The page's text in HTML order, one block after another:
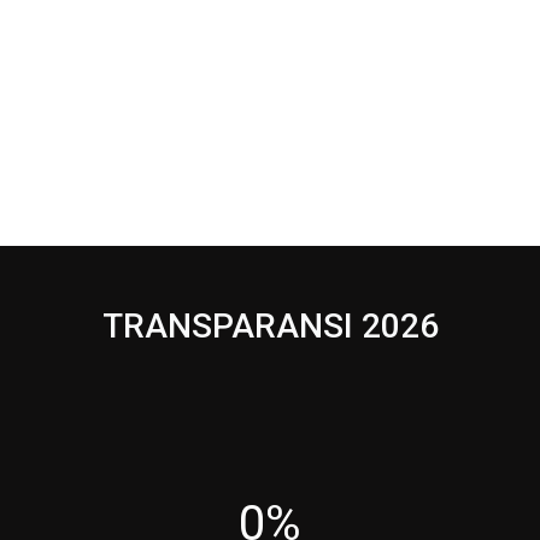
TRANSPARANSI 2026
0%